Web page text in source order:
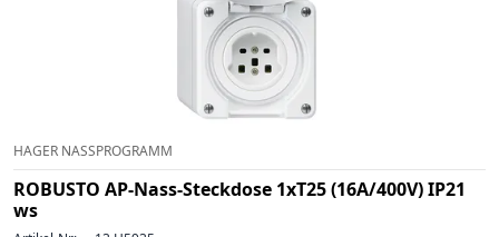
HAGER NASSPROGRAMM
ROBUSTO AP-Nass-Steckdose 1xT25 (16A/400V) IP21
ws